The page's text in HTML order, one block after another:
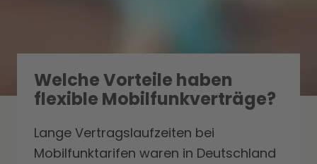
Welche Vorteile haben
flexible Mobilfunkverträge?
Lange Vertragslaufzeiten bei
Mobilfunktarifen waren in Deutschland